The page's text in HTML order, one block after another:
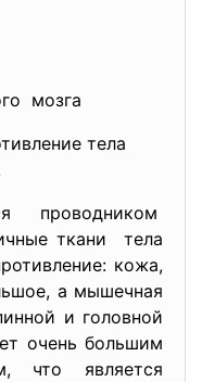
мозга
тела
проводником
ткани тела
кожа,
а мышечная
и головной
очень большим
что является